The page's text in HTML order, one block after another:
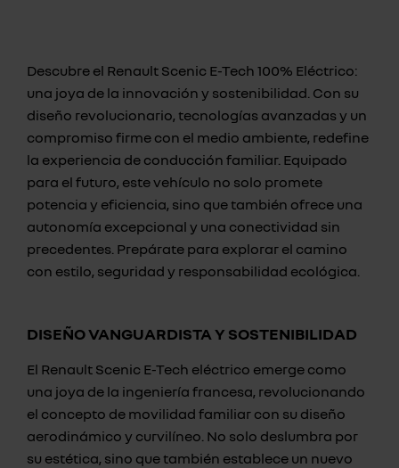
Descubre el Renault Scenic E-Tech 100% Eléctrico:
una joya de la innovación y sostenibilidad. Con su
diseño revolucionario, tecnologías avanzadas y un
compromiso firme con el medio ambiente, redefine
la experiencia de conducción familiar. Equipado
para el futuro, este vehículo no solo promete
potencia y eficiencia, sino que también ofrece una
autonomía excepcional y una conectividad sin
precedentes. Prepárate para explorar el camino
con estilo, seguridad y responsabilidad ecológica.
DISEÑO VANGUARDISTA Y SOSTENIBILIDAD
El Renault Scenic E-Tech eléctrico emerge como
una joya de la ingeniería francesa, revolucionando
el concepto de movilidad familiar con su diseño
aerodinámico y curvilíneo. No solo deslumbra por
su estética, sino que también establece un nuevo